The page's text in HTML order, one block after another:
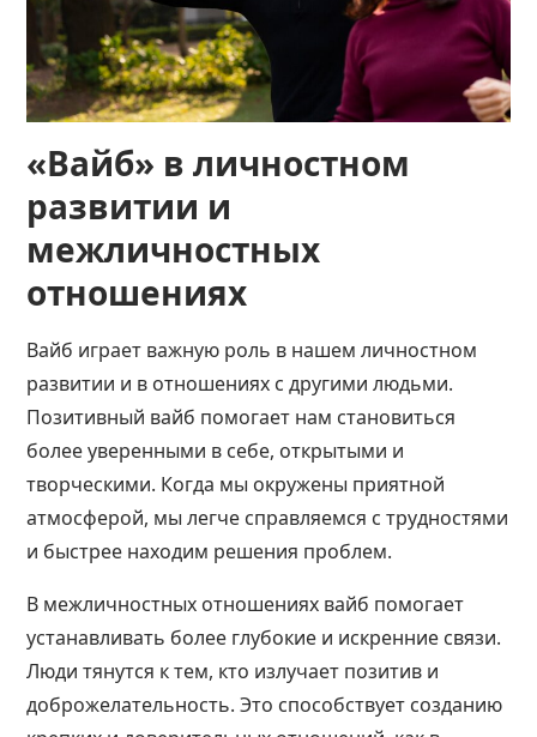
«Вайб» в личностном
развитии и
межличностных
отношениях
Вайб играет важную роль в нашем личностном
развитии и в отношениях с другими людьми.
Позитивный вайб помогает нам становиться
более уверенными в себе, открытыми и
творческими. Когда мы окружены приятной
атмосферой, мы легче справляемся с трудностями
и быстрее находим решения проблем.
В межличностных отношениях вайб помогает
устанавливать более глубокие и искренние связи.
Люди тянутся к тем, кто излучает позитив и
доброжелательность. Это способствует созданию